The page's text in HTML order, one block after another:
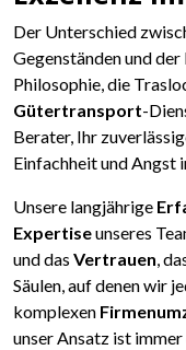
Der Unterschied
Gegenständen und
Philosophie, die
Gütertransport-
Berater, Ihr
Einfachheit und Angst
Unsere langjährige
Expertiseunseres
und das Vertrauen,
Säulen, auf denen wir
komplexen
unser Ansatz ist